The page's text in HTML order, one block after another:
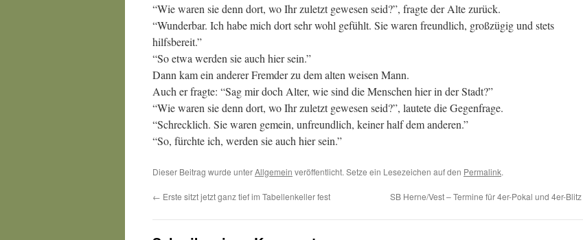
“Wie waren sie denn dort, wo Ihr zuletzt gewesen seid?”, fragte der Alte zurück.
“Wunderbar. Ich habe mich dort sehr wohl gefühlt. Sie waren freundlich, großzügig und stets
hilfsbereit.”
“So etwa werden sie auch hier sein.”
Dann kam ein anderer Fremder zu dem alten weisen Mann.
Auch er fragte: “Sag mir doch Alter, wie sind die Menschen hier in der Stadt?”
“Wie waren sie denn dort, wo Ihr zuletzt gewesen seid?”, lautete die Gegenfrage.
“Schrecklich. Sie waren gemein, unfreundlich, keiner half dem anderen.”
“So, fürchte ich, werden sie auch hier sein.”
Dieser Beitrag wurde unterAllgemein veröffentlicht. Setze ein Lesezeichen auf den Permalink.
← Erste sitzt jetzt ganz tief im Tabellenkeller fest SB Herne/Vest – Termine für 4er-Pokal und 4er-Blitz